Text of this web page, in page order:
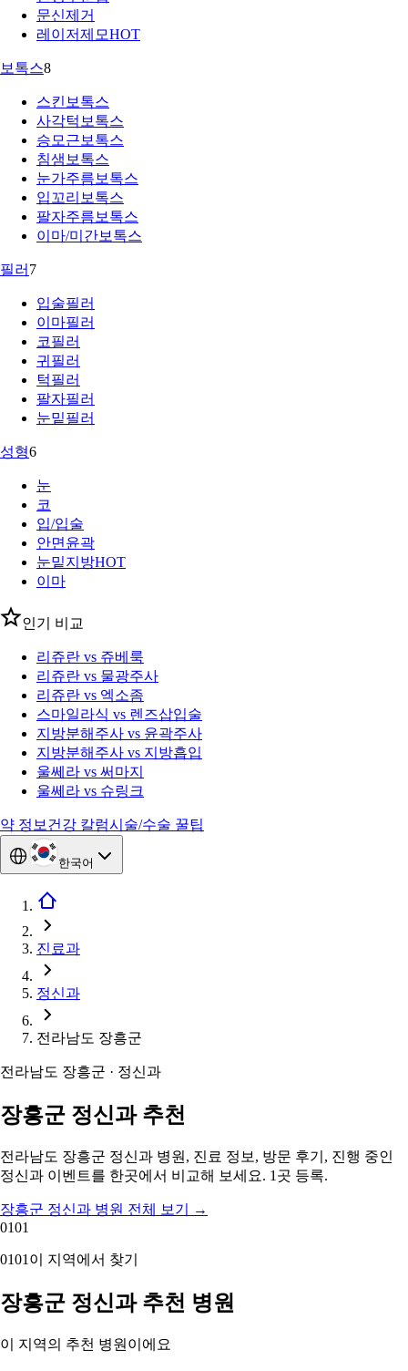
문신제거
레이저제모HOT
보톡스8
스킨보톡스
사각턱보톡스
승모근보톡스
침샘보톡스
눈가주름보톡스
입꼬리보톡스
팔자주름보톡스
이마/미간보톡스
필러 7
입술필러
이마필러
코필러
귀필러
턱필러
팔자필러
눈밑필러
성형6
눈
코
입/입술
안면윤곽
눈밑지방HOT
이마
인기 비교
리쥬란 vs 쥬베룩
리쥬란 vs 물광주사
리쥬란 vs 엑소좀
스마일라식 vs 렌즈삽입술
지방분해주사 vs 윤곽주사
지방분해주사 vs 지방흡입
울쎄라 vs 써마지
울쎄라 vs 슈링크
약 정보 건강 칼럼시술/수술 꿀팁
한국어
진료과
정신과
전라남도 장흥군
전라남도 장흥군 · 정신과
장흥군 정신과 추천
전라남도 장흥군 정신과 병원, 진료 정보, 방문 후기, 진행 중인
정신과 이벤트를 한곳에서 비교해 보세요. 1곳 등록.
장흥군 정신과 병원 전체 보기
→
0101
0101 이 지역에서 찾기
장흥군 정신과 추천 병원
이 지역의 추천 병원이에요